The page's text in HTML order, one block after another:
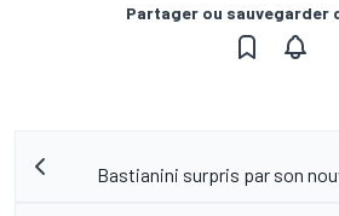
Partager ou sauvegarder
Bastianini surpris par son